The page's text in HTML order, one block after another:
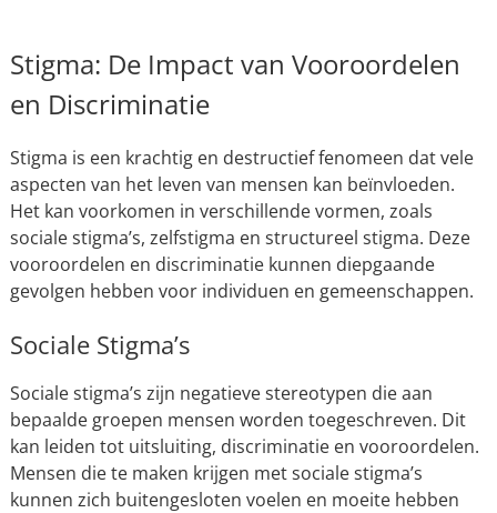
Stigma: De Impact van Vooroordelen
en Discriminatie
Stigma is een krachtig en destructief fenomeen dat vele
aspecten van het leven van mensen kan beïnvloeden.
Het kan voorkomen in verschillende vormen, zoals
sociale stigma’s, zelfstigma en structureel stigma. Deze
vooroordelen en discriminatie kunnen diepgaande
gevolgen hebben voor individuen en gemeenschappen.
Sociale Stigma’s
Sociale stigma’s zijn negatieve stereotypen die aan
bepaalde groepen mensen worden toegeschreven. Dit
kan leiden tot uitsluiting, discriminatie en vooroordelen.
Mensen die te maken krijgen met sociale stigma’s
kunnen zich buitengesloten voelen en moeite hebben